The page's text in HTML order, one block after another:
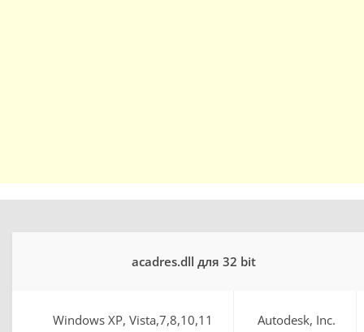
acadres.dll для 32 bit
Windows XP, Vista,7,8,10,11 Autodesk, Inc.